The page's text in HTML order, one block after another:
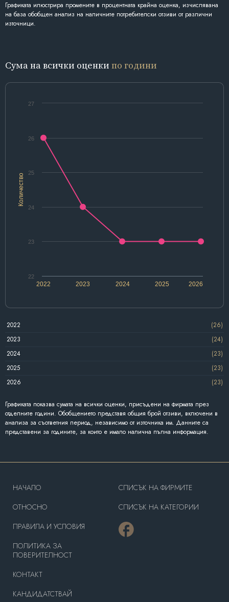
Графиката илюстрира промените в процентната крайна оценка, изчислявана
на база обобщен анализ на наличните потребителски отзиви от различни
източници.
Сума на всички оценки по години
Количество
2022 2024 2026
2023 2025
22
23
24
25
26
27
2022
(26)
2023
(24)
2024
(23)
2025
(23)
2026
(23)
Графиката показва сумата на всички оценки, присъдени на фирмата през
отделните години. Обобщението представя общия брой отзиви, включени в
анализа за съответния период, независимо от източника им. Данните са
представени за годините, за които е имало налична пълна информация.
HAЧАЛО
OТНОСНО
ПРАВИЛА И УСЛОВИЯ
ПОЛИТИКА ЗА
ПОВЕРИТЕЛНОСТ
КОНТАКТ
КАНДИДАТСТВАЙ
СПИСЪК НА ФИРМИТЕ
СПИСЪК НА КАТЕГОРИИ